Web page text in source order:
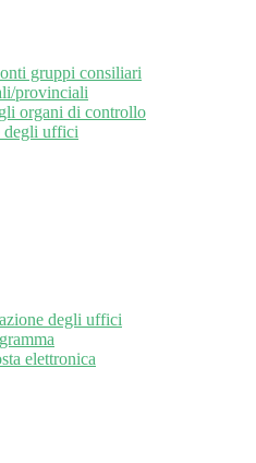
gruppi consiliari
provinciali
organi di controllo
degli uffici
degli uffici
elettronica